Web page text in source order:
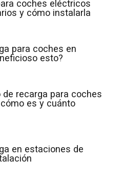
coches eléctricos
y cómo instalarla
para coches en
esto?
recarga para coches
es y cuánto
en estaciones de